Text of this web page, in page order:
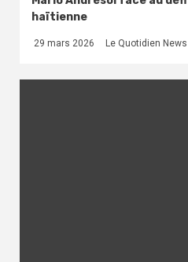
haïtienne
29 mars 2026 Le Quotidien News